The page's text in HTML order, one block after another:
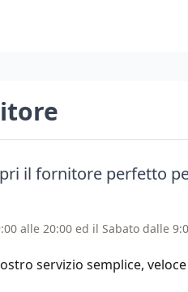
il fornitore perfetto
alle 20:00 ed il Sabato dalle
servizio semplice,